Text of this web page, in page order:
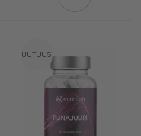
UUTUUS